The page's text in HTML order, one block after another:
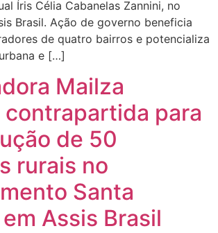
Íris Célia Cabanelas Zannini, no
Brasil. Ação de governo beneficia
de quatro bairros e potencializa
e […]
Mailza
para
de 50
rurais no
Santa
Assis Brasil